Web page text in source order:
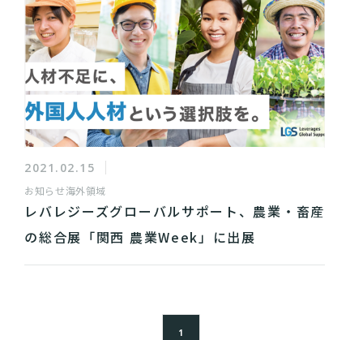
2021.02.15
お知らせ海外領域
レバレジーズグローバルサポート、農業・畜産
の総合展「関西 農業Week」に出展
1